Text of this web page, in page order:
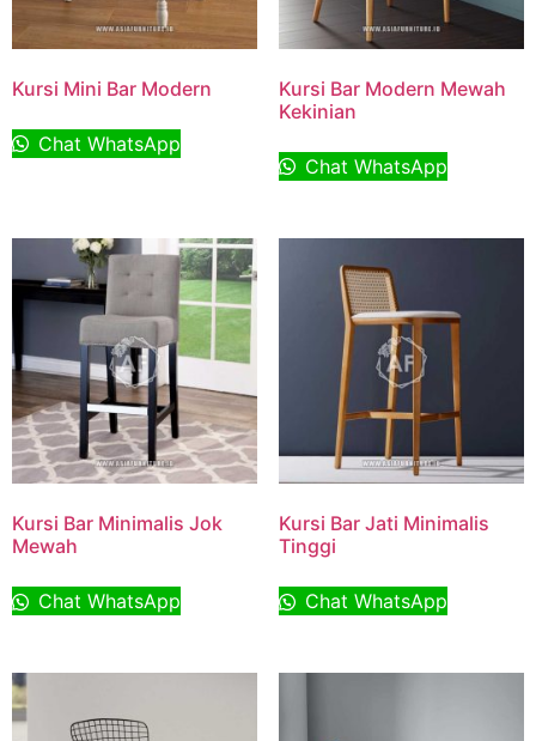
Kursi Mini Bar Modern
Chat WhatsApp
Kursi Bar Modern Mewah
Kekinian
Chat WhatsApp
Kursi Bar Minimalis Jok
Mewah
Chat WhatsApp
Kursi Bar Jati Minimalis
Tinggi
Chat WhatsApp